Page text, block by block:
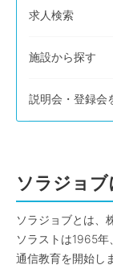
求人検索
施設から探す
説明会・登録会
ソラジョ
ソラジョブとは、
ソラストは1965年
通信教育を開始し